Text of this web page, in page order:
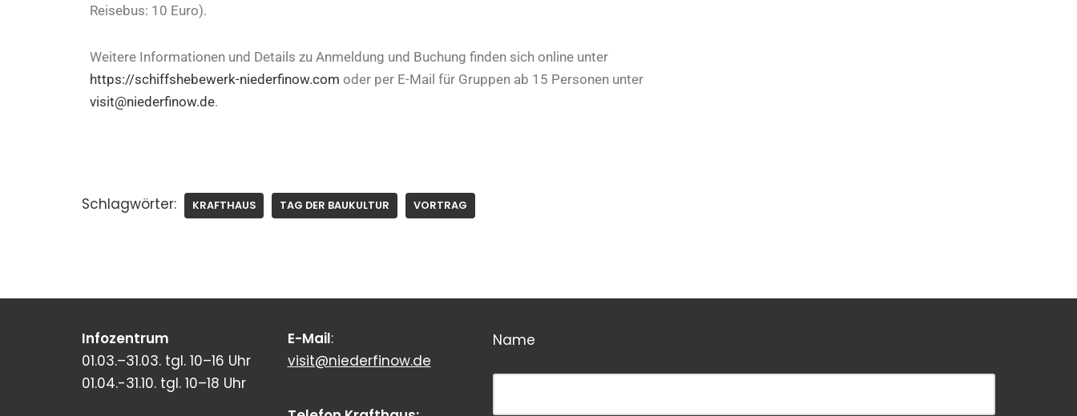
Reisebus: 10 Euro).
Weitere Informationen und Details zu Anmeldung und Buchung finden sich online unter
https://schiffshebewerk-niederfinow.com oder per E-Mail für Gruppen ab 15 Personen unter
visit@niederfinow.de.
Schlagwörter: KRAFTHAUS TAG DER BAUKULTUR VORTRAG
Infozentrum
01.03.–31.03. tgl. 10–16 Uhr
01.04.-31.10. tgl. 10–18 Uhr
E-Mail:
visit@niederfinow.de
Name
Bitte dieses Feld leer lassen!